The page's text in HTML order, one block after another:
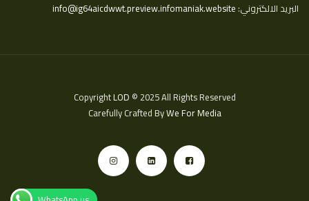
البريد الالكتروني:info@ig64aicdwwt.preview.infomaniak.website
CopyrightLOD © 2025 All Rights Reserved
Carefully Crafted ByWe For Media